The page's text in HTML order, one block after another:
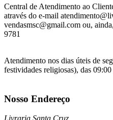
Central de Atendimento ao
através do e-mail
vendasmsc@gmail.com ou,
9781
Atendimento nos dias úteis de
festividades religiosas), das
Nosso Endereço